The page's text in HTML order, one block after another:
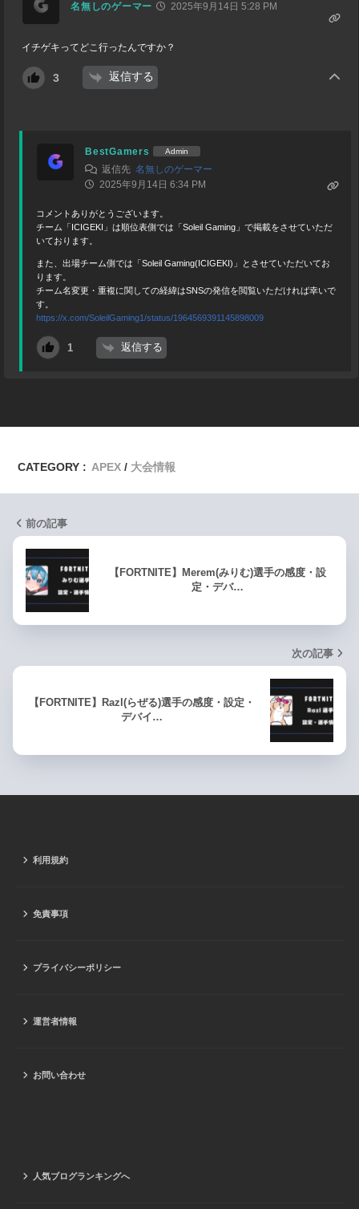
名無しのゲーマー 2025年9月14日 5:28 PM
イチゲキってどこ行ったんですか？
3 返信する
BestGamers Admin
返信先名無しのゲーマー
2025年9月14日 6:34 PM
コメントありがとうございます。
チーム「ICIGEKI」は順位表側では「Soleil Gaming」で掲載をさせていただ
いております。
また、出場チーム側では「Soleil Gaming(ICIGEKI)」とさせていただいてお
ります。
チーム名変更・重複に関しての経緯はSNSの発信を閲覧いただければ幸いで
す。
https://x.com/SoleilGaming1/status/1964569391145898009
1 返信する
CATEGORY : APEX 大会情報
前の記事
【FORTNITE】Merem(みりむ)選手の感度・設
定・デバ…
次の記事
【FORTNITE】Razl(らぜる)選手の感度・設定・
デバイ…
利用規約
免責事項
プライバシーポリシー
運営者情報
お問い合わせ
人気ブログランキングへ